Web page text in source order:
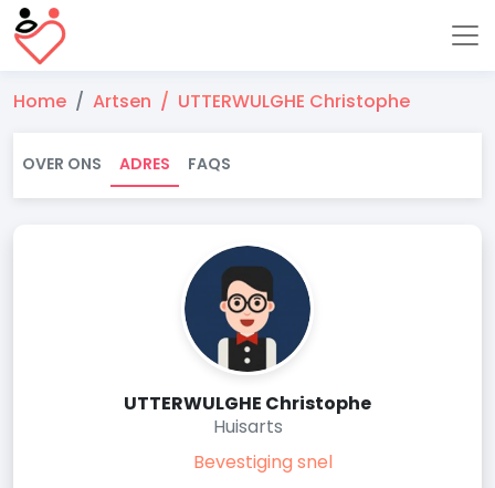
Home Artsen UTTERWULGHE Christophe
OVER ONS ADRES FAQS
UTTERWULGHE Christophe
Huisarts
Bevestiging snel